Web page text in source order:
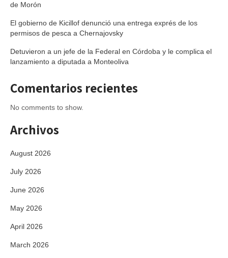
de Morón
El gobierno de Kicillof denunció una entrega exprés de los
permisos de pesca a Chernajovsky
Detuvieron a un jefe de la Federal en Córdoba y le complica el
lanzamiento a diputada a Monteoliva
Comentarios recientes
No comments to show.
Archivos
August 2026
July 2026
June 2026
May 2026
April 2026
March 2026